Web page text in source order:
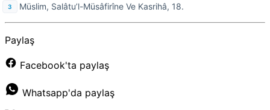
Müslim, Salâtu’l-Müsâfirîne Ve Kasrihâ, 18.
Paylaş
Facebook'ta paylaş
Whatsapp'da paylaş